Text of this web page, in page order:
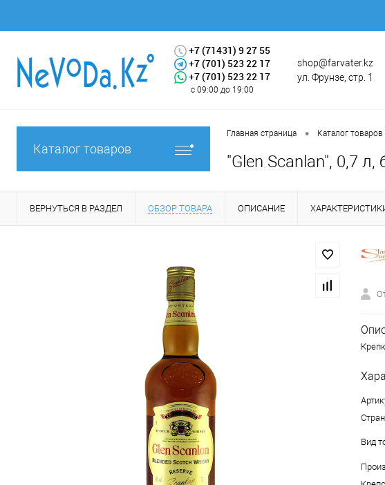
+7 (71431) 9 27 55
+7 (701) 523 22 17
+7 (701) 523 22 17
с 09:00 до 19:00
shop@farvater.kz
ул. Фрунзе, стр. 1
Каталог товаров
Главная страница • Каталог товаров
"Glen Scanlan", 0,7 л,
ВЕРНУТЬСЯ В РАЗДЕЛ ОБЗОР ТОВАРА ОПИСАНИЕ
Вид